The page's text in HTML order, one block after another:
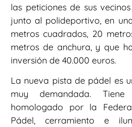
las peticiones de sus
junto al polideportivo, en
metros cuadrados, 20
metros de anchura, y que
inversión de 40.000 euros.
La nueva pista de pádel es
muy demandada. Tiene
homologado por la
Pádel, cerramiento e